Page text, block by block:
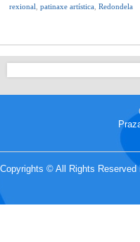
rexional patinaxe artística Redondela
Copyrights © All Rights Reserved